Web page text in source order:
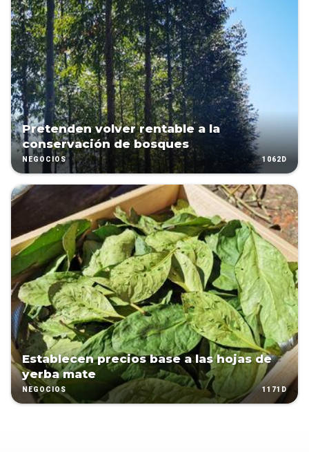
Pretenden volver rentable a la
conservación de bosques
NEGOCIOS 1062D
Establecen precios base a las hojas de
yerba mate
NEGOCIOS 1171D